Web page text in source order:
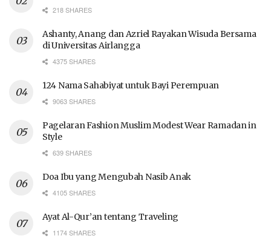
218 SHARES
Ashanty, Anang dan Azriel Rayakan Wisuda Bersama
di Universitas Airlangga
4375 SHARES
124 Nama Sahabiyat untuk Bayi Perempuan
9063 SHARES
Pagelaran Fashion Muslim Modest Wear Ramadan in
Style
639 SHARES
Doa Ibu yang Mengubah Nasib Anak
4105 SHARES
Ayat Al-Qur’an tentang Traveling
1174 SHARES